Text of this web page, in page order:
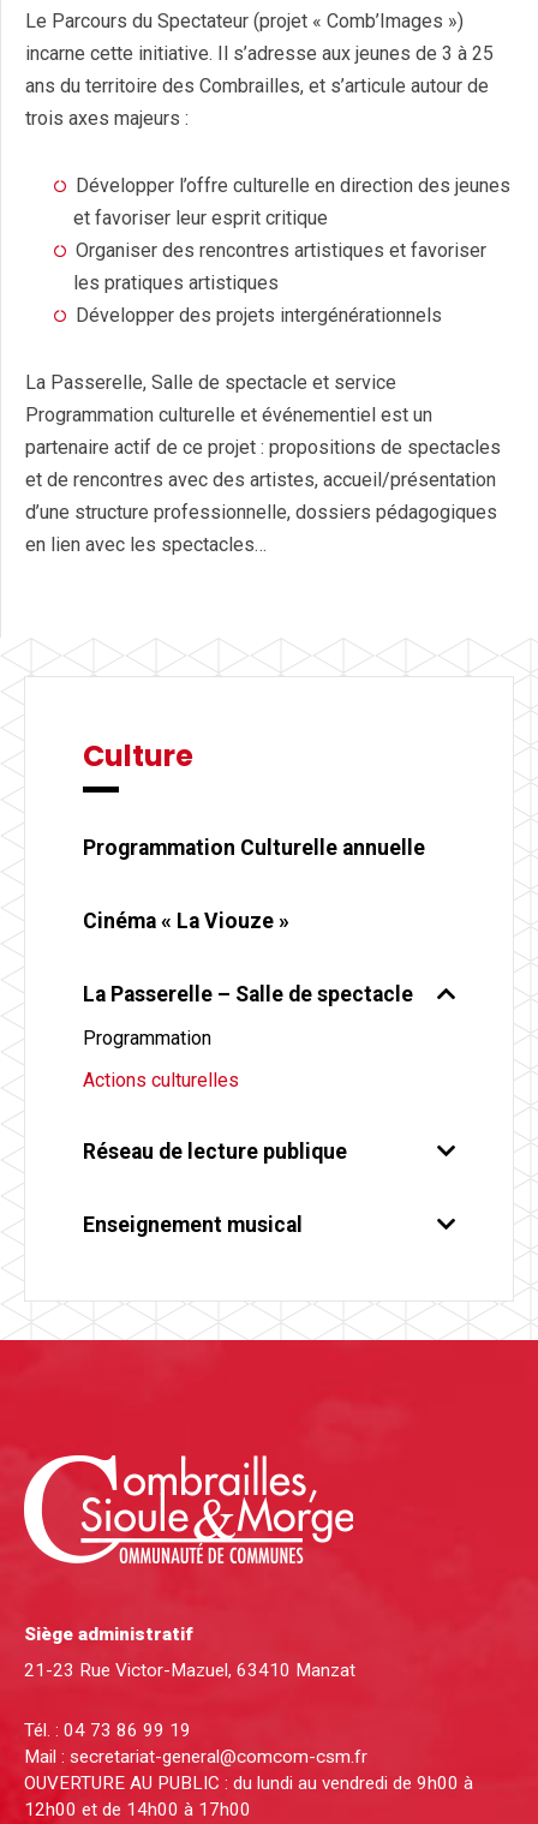
Le Parcours du Spectateur (projet « Comb’Images »)
incarne cette initiative. Il s’adresse aux jeunes de 3 à 25
ans du territoire des Combrailles, et s’articule autour de
trois axes majeurs :
Développer l’offre culturelle en direction des jeunes
et favoriser leur esprit critique
Organiser des rencontres artistiques et favoriser
les pratiques artistiques
Développer des projets intergénérationnels
La Passerelle, Salle de spectacle et service
Programmation culturelle et événementiel est un
partenaire actif de ce projet : propositions de spectacles
et de rencontres avec des artistes, accueil/présentation
d’une structure professionnelle, dossiers pédagogiques
en lien avec les spectacles…
Culture
Programmation Culturelle annuelle
Cinéma « La Viouze »
La Passerelle – Salle de spectacle
Programmation
Actions culturelles
Réseau de lecture publique
Enseignement musical
Siège administratif
21-23 Rue Victor-Mazuel, 63410 Manzat
Tél. : 04 73 86 99 19
Mail : secretariat-general@comcom-csm.fr
OUVERTURE AU PUBLIC : du lundi au vendredi de 9h00 à
12h00 et de 14h00 à 17h00